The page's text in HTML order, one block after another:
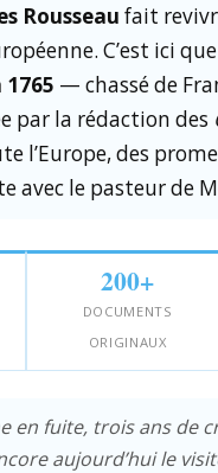
Rousseau fait
C’est ici
— chassé de
par la rédaction des
l’Europe, des
avec le pasteur de
200+
DOCUMENTS
ORIGINAUX
en fuite, trois ans de
aujourd’hui le